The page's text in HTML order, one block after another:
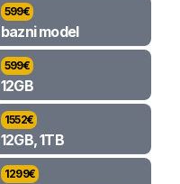
599€
bazni model
599€
12GB
1552€
12GB, 1TB
1299€